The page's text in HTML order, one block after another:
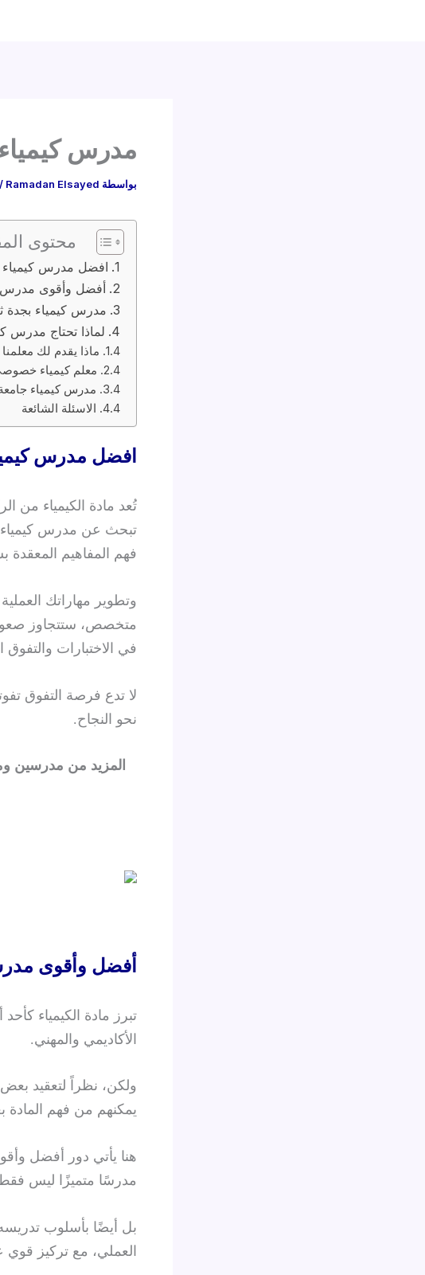
مدرس كيمياء بجدة
بواسطة Ramadan Elsayed
/
محتوى
افضل مدرس كيمياء
أفضل وأقوى مدرس
مدرس كيمياء بجدة
لماذا تحتاج مدرس
ماذا يقدم لك
معلم كيمياء
مدرس كيمياء
الاسئلة الشائعة
افضل مدرس
تُعد مادة الكيمياء من
تبحث عن مدرس كيمياء
فهم المفاهيم المعقدة
وتطوير مهاراتك
متخصص، ستتجاوز
في الاختبارات والتفوق
لا تدع فرصة التفوق
نحو النجاح.
المزيد من مدرسين
أفضل وأقوى
تبرز مادة الكيمياء
الأكاديمي والمهني.
ولكن، نظراً لتعقيد
يمكنهم من فهم المادة
هنا يأتي دور أفضل
مدرسًا متميزًا ليس فقط
بل أيضًا بأسلوب
العملي، مع تركيز قوي